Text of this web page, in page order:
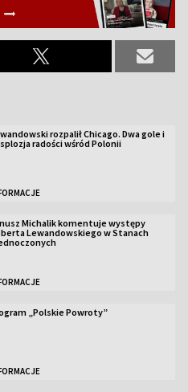
rozpalił Chicago. Dwa gole i
radości wśród Polonii
Michalik komentuje występy
Lewandowskiego w Stanach
„Polskie Powroty”